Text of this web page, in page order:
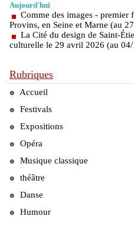
Aujourd'hui
Comme des images - premier
Provins, en Seine et Marne (au
La Cité du design de Saint-
culturelle le 29 avril 2026 (au
Rubriques
Accueil
Festivals
Expositions
Opéra
Musique classique
théâtre
Danse
Humour